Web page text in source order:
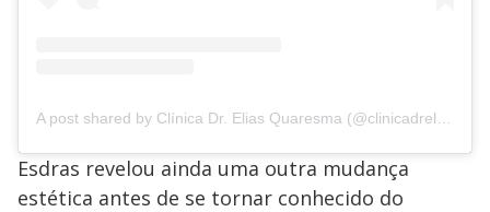
Esdras revelou ainda uma outra mudança
estética antes de se tornar conhecido do